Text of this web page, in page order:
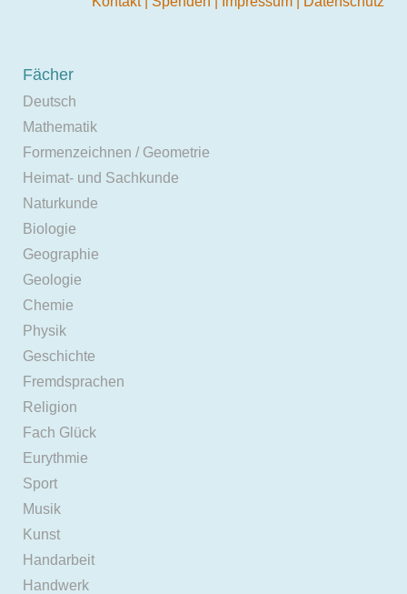
Fächer
Deutsch
Mathematik
Formenzeichnen / Geometrie
Heimat- und Sachkunde
Naturkunde
Biologie
Geographie
Geologie
Chemie
Physik
Geschichte
Fremdsprachen
Religion
Fach Glück
Eurythmie
Sport
Musik
Kunst
Handarbeit
Handwerk